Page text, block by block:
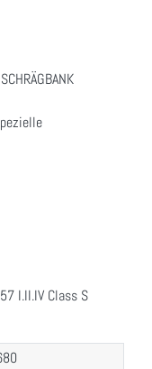
I.II.IV Class S